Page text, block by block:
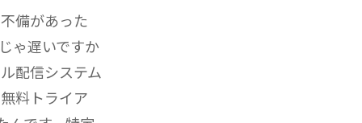
備があった
ゃ遅いですか
配信システム
料トライア